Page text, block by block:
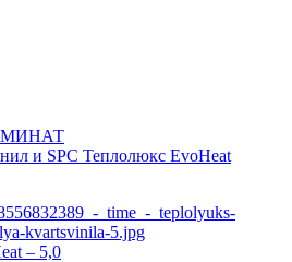
и SPC Теплолюкс EvoHeat